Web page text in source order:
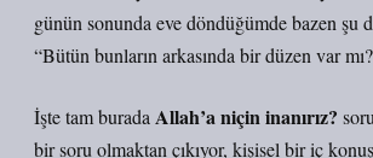
günün sonunda eve döndüğümde bazen şu
“Bütün bunların arkasında bir düzen var
İşte tam burada Allah’a niçin inanırız?
bir soru olmaktan çıkıyor, kişisel bir iç